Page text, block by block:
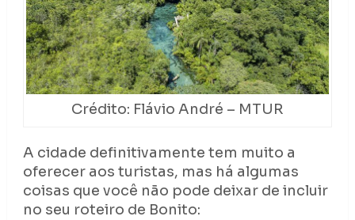
Crédito: Flávio André – MTUR
A cidade definitivamente tem muito a
oferecer aos turistas, mas há algumas
coisas que você não pode deixar de incluir
no seu roteiro de Bonito: